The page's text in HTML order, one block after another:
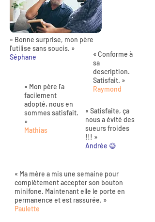
« Bonne surprise, mon père
l'utilise sans soucis. »
Séphane
« Mon père l'a
facilement
adopté, nous en
sommes satisfait.
»
Mathias
« Conforme à
sa
description.
Satisfait. »
Raymond
« Satisfaite, ça
nous a évité des
sueurs froides
!!! »
Andrée 😅
« Ma mère a mis une semaine pour
complètement accepter son bouton
minifone. Maintenant elle le porte en
permanence et est rassurée. »
Paulette